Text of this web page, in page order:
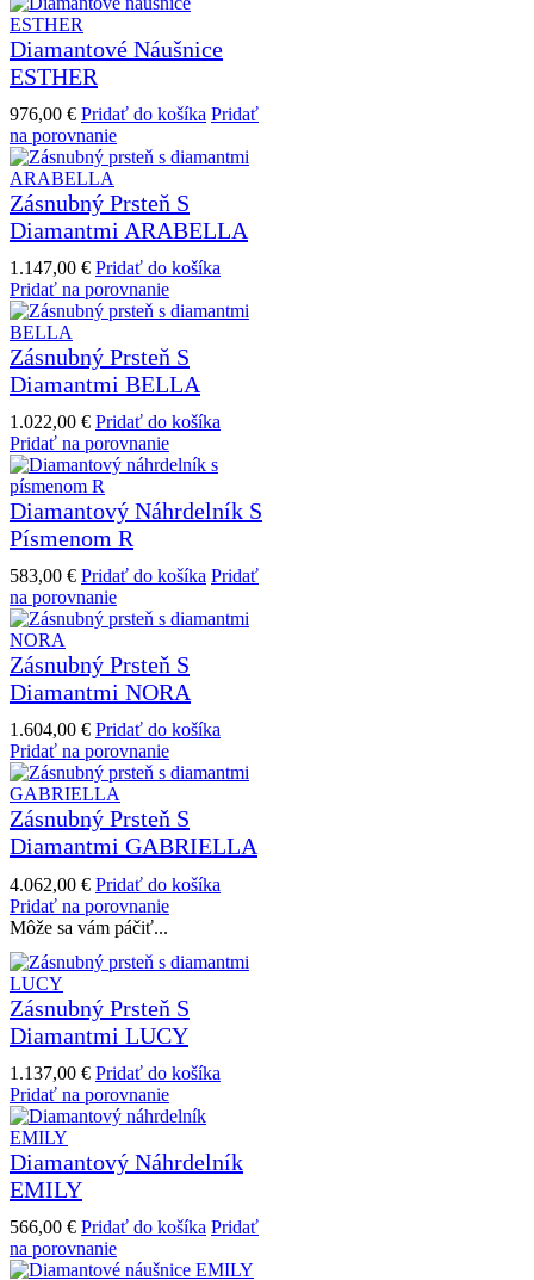
Diamantové Náušnice
ESTHER
976,00 € Pridať do košíka Pridať
na porovnanie
Zásnubný Prsteň S
Diamantmi ARABELLA
1.147,00 € Pridať do košíka
Pridať na porovnanie
Zásnubný Prsteň S
Diamantmi BELLA
1.022,00 € Pridať do košíka
Pridať na porovnanie
Diamantový Náhrdelník S
Písmenom R
583,00 € Pridať do košíka Pridať
na porovnanie
Zásnubný Prsteň S
Diamantmi NORA
1.604,00 € Pridať do košíka
Pridať na porovnanie
Zásnubný Prsteň S
Diamantmi GABRIELLA
4.062,00 € Pridať do košíka
Pridať na porovnanie
Môže sa vám páčiť...
Zásnubný Prsteň S
Diamantmi LUCY
1.137,00 € Pridať do košíka
Pridať na porovnanie
Diamantový Náhrdelník
EMILY
566,00 € Pridať do košíka Pridať
na porovnanie